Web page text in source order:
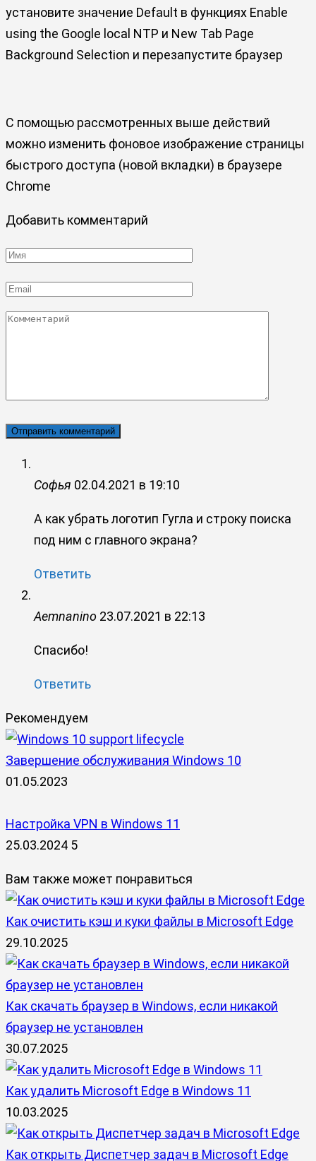
установите значение Default в функциях Enable
using the Google local NTP и New Tab Page
Background Selection и перезапустите браузер
С помощью рассмотренных выше действий
можно изменить фоновое изображение страницы
быстрого доступа (новой вкладки) в браузере
Chrome
Добавить комментарий
Имя
Email
*
Комментарий
Софья 02.04.2021 в 19:10
А как убрать логотип Гугла и строку поиска
под ним с главного экрана?
Ответить
Aemnanino 23.07.2021 в 22:13
Спасибо!
Ответить
Рекомендуем
Завершение обслуживания Windows 10
01.05.2023
Настройка VPN в Windows 11
25.03.2024 5
Вам также может понравиться
Как очистить кэш и куки файлы в Microsoft Edge
29.10.2025
Как скачать браузер в Windows, если никакой
браузер не установлен
30.07.2025
Как удалить Microsoft Edge в Windows 11
10.03.2025
Как открыть Диспетчер задач в Microsoft Edge